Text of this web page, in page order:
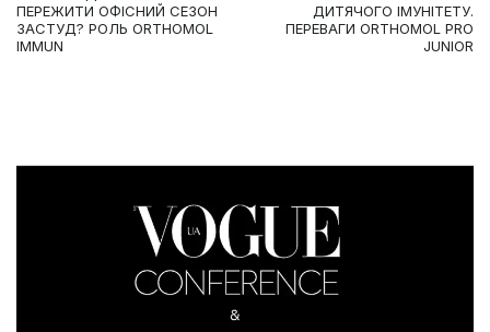
ПЕРЕЖИТИ ОФІСНИЙ СЕЗОН
ЗАСТУД? РОЛЬ ORTHOMOL
IMMUN
ДИТЯЧОГО ІМУНІТЕТУ.
ПЕРЕВАГИ ORTHOMOL PRO
JUNIOR